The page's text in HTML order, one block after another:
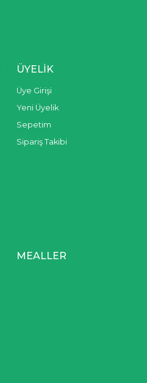
ÜYELIK
Üye Girişi
Yeni Üyelik
Sepetim
Sipariş Takibi
MEALLER